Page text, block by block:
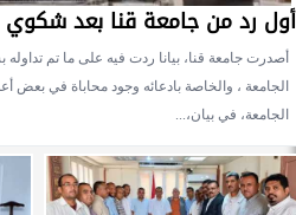
أول رد من جامعة قنا بعد شكوي
أصدرت جامعة قنا، بيانا ردت فيه على ما تم
الجامعة ، والخاصة بادعائه وجود محاباة في بعض
الجامعة، في بيان،...